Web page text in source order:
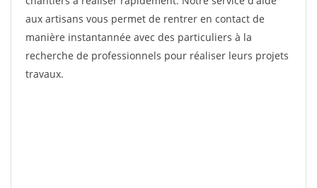
aux artisans vous permet de rentrer en contact de
manière instantannée avec des particuliers à la
recherche de professionnels pour réaliser leurs projets
travaux.